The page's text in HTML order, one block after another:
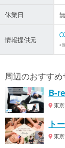
休業日
情報提供元
※
周辺のおすす
B-
東
ト
東